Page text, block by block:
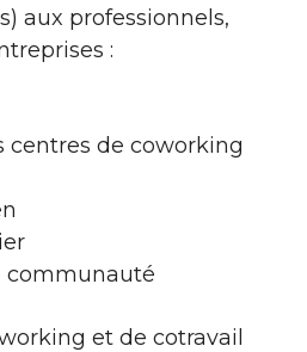
aux professionnels,
:
centres de coworking
communauté
et de cotravail